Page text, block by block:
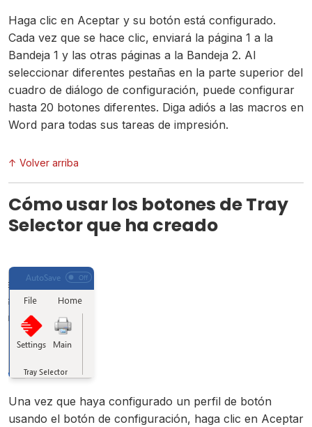
Haga clic en Aceptar y su botón está configurado.
Cada vez que se hace clic, enviará la página 1 a la
Bandeja 1 y las otras páginas a la Bandeja 2. Al
seleccionar diferentes pestañas en la parte superior del
cuadro de diálogo de configuración, puede configurar
hasta 20 botones diferentes. Diga adiós a las macros en
Word para todas sus tareas de impresión.
↑ Volver arriba
Cómo usar los botones de Tray
Selector que ha creado
Una vez que haya configurado un perfil de botón
usando el botón de configuración, haga clic en Aceptar